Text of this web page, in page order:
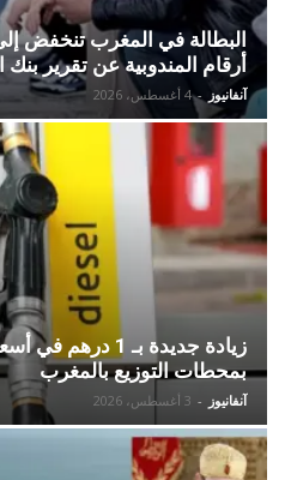
أرقام المندوبية عن تقرير
آنفانيوز - 4 أغسطس، 2026
زيادة جديدة بـ 1
بمحطات التوزيع بالمغرب
آنفانيوز - 3 أغسطس، 2026